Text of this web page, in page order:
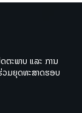
ະພາບ ແລະ ການ
ມຍຸດທະສາດຮອບ